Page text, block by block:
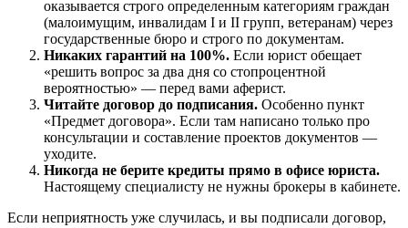
оказывается строго определенным категориям граждан
(малоимущим, инвалидам I и II групп, ветеранам) через
государственные бюро и строго по документам.
Никаких гарантий на 100%. Если юрист обещает
«решить вопрос за два дня со стопроцентной
вероятностью» — перед вами аферист.
Читайте договор до подписания. Особенно пункт
«Предмет договора». Если там написано только про
консультации и составление проектов документов —
уходите.
Никогда не берите кредиты прямо в офисе юриста.
Настоящему специалисту не нужны брокеры в кабинете.
Если неприятность уже случилась, и вы подписали договор,